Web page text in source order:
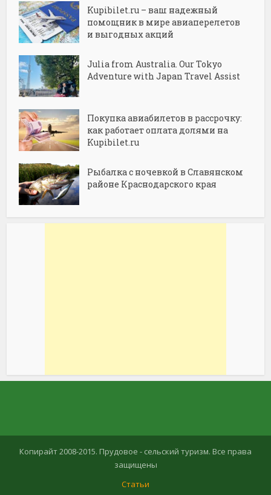
Kupibilet.ru – ваш надежный
помощник в мире авиаперелетов
и выгодных акций
Julia from Australia. Our Tokyo
Adventure with Japan Travel Assist
Покупка авиабилетов в рассрочку:
как работает оплата долями на
Kupibilet.ru
Рыбалка с ночевкой в Славянском
районе Краснодарского края
Копирайт 2008-2015. Прудовое - сельский туризм. Все права
защищены
Статьи